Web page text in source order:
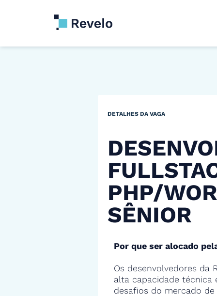
DETALHES DA VAGA
PHP/
SÊNIOR
Por que ser alocado
Os desenvolvedores da
alta capacidade técnica
desafios do mercado